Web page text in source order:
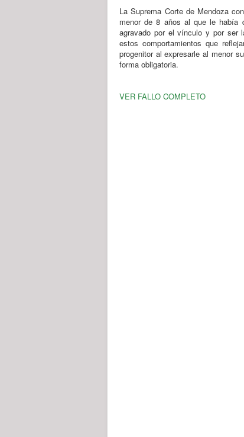
La Suprema Corte de Mendoza
menor de 8 años al que le había
agravado por el vínculo y por ser
estos comportamientos que
progenitor al expresarle al menor
forma obligatoria.
VER FALLO COMPLETO